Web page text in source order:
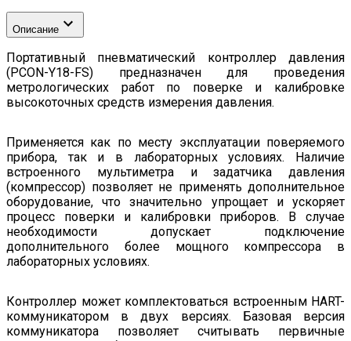
Описание
Портативный пневматический контроллер давления
(PCON-Y18-FS) предназначен для проведения
метрологических работ по поверке и калибровке
высокоточных средств измерения давления.
Применяется как по месту эксплуатации поверяемого
прибора, так и в лабораторных условиях. Наличие
встроенного мультиметра и задатчика давления
(компрессор) позволяет не применять дополнительное
оборудование, что значительно упрощает и ускоряет
процесс поверки и калибровки приборов. В случае
необходимости допускает подключение
дополнительного более мощного компрессора в
лабораторных условиях.
Контроллер может комплектоваться встроенным HART-
коммуникатором в двух версиях. Базовая версия
коммуникатора позволяет считывать первичные